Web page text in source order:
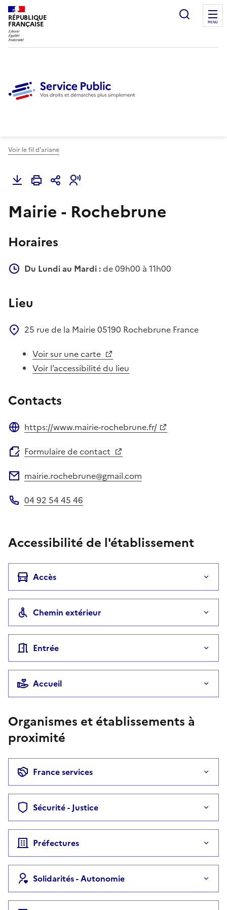
RÉPUBLIQUE
FRANÇAISE
Ouvrir
MENU
Voir le fil d'ariane
Mairie - Rochebrune
Horaires
Du Lundi au Mardi :de 09h00 à 11h00
Lieu
25 rue de la Mairie05190 Rochebrune France
Voir sur une carte
Voir l’accessibilité du lieu
Contacts
https://www.mairie-rochebrune.fr/
Formulaire de contact
mairie.rochebrune@gmail.com
04 92 54 45 46
Accessibilité de l'établissement
Accès
Chemin extérieur
Entrée
Accueil
Organismes et établissements à
proximité
France services
Sécurité - Justice
Préfectures
Solidarités - Autonomie